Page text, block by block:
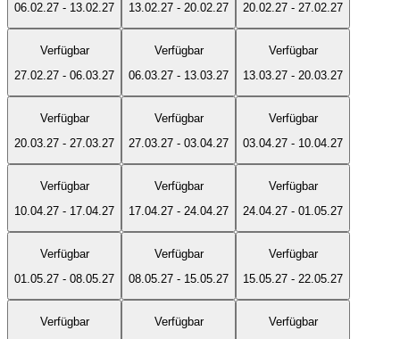
06.02.27 - 13.02.27
13.02.27 - 20.02.27
20.02.27 - 27.02.27
Verfügbar
27.02.27 - 06.03.27
Verfügbar
06.03.27 - 13.03.27
Verfügbar
13.03.27 - 20.03.27
Verfügbar
20.03.27 - 27.03.27
Verfügbar
27.03.27 - 03.04.27
Verfügbar
03.04.27 - 10.04.27
Verfügbar
10.04.27 - 17.04.27
Verfügbar
17.04.27 - 24.04.27
Verfügbar
24.04.27 - 01.05.27
Verfügbar
01.05.27 - 08.05.27
Verfügbar
08.05.27 - 15.05.27
Verfügbar
15.05.27 - 22.05.27
Verfügbar
Verfügbar
Verfügbar